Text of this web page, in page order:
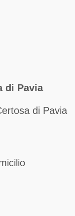
di Pavia
di Pavia